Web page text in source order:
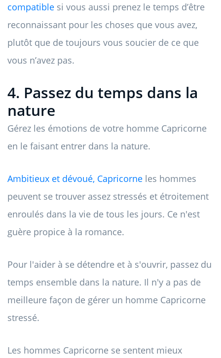
compatible si vous aussi prenez le temps d’être
reconnaissant pour les choses que vous avez,
plutôt que de toujours vous soucier de ce que
vous n’avez pas.
4. Passez du temps dans la
nature
Gérez les émotions de votre homme Capricorne
en le faisant entrer dans la nature.
Ambitieux et dévoué, Capricorne les hommes
peuvent se trouver assez stressés et étroitement
enroulés dans la vie de tous les jours. Ce n'est
guère propice à la romance.
Pour l'aider à se détendre et à s'ouvrir, passez du
temps ensemble dans la nature. Il n'y a pas de
meilleure façon de gérer un homme Capricorne
stressé.
Les hommes Capricorne se sentent mieux